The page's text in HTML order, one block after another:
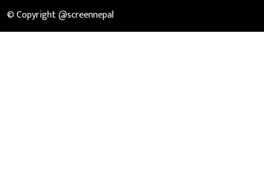
© Copyright @screennepal